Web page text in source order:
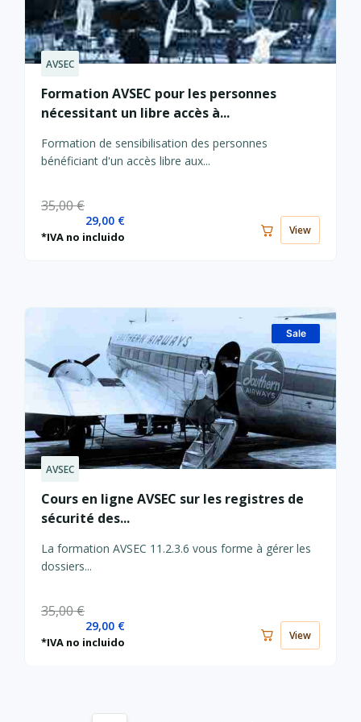
AVSEC
Formation AVSEC pour les personnes
nécessitant un libre accès à...
Formation de sensibilisation des personnes
bénéficiant d'un accès libre aux...
35,00€
prix
initial
était :
35,00 €.
29,00 €
Le
prix
actuel
est :
29,00 €.
*IVA no incluido View
Sale
AVSEC
Cours en ligne AVSEC sur les registres de
sécurité des...
La formation AVSEC 11.2.3.6 vous forme à gérer les
dossiers...
35,00€
prix
initial
était :
35,00 €.
29,00 €
Le
prix
actuel
est :
29,00 €.
*IVA no incluido View